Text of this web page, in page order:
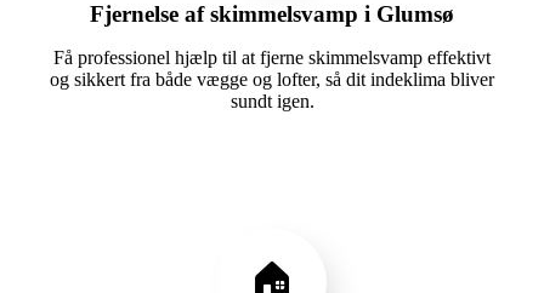
Fjernelse af skimmelsvamp i Glumsø
Få professionel hjælp til at fjerne skimmelsvamp effektivt
og sikkert fra både vægge og lofter, så dit indeklima bliver
sundt igen.